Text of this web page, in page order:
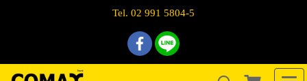
Tel. 02 991 5804-5